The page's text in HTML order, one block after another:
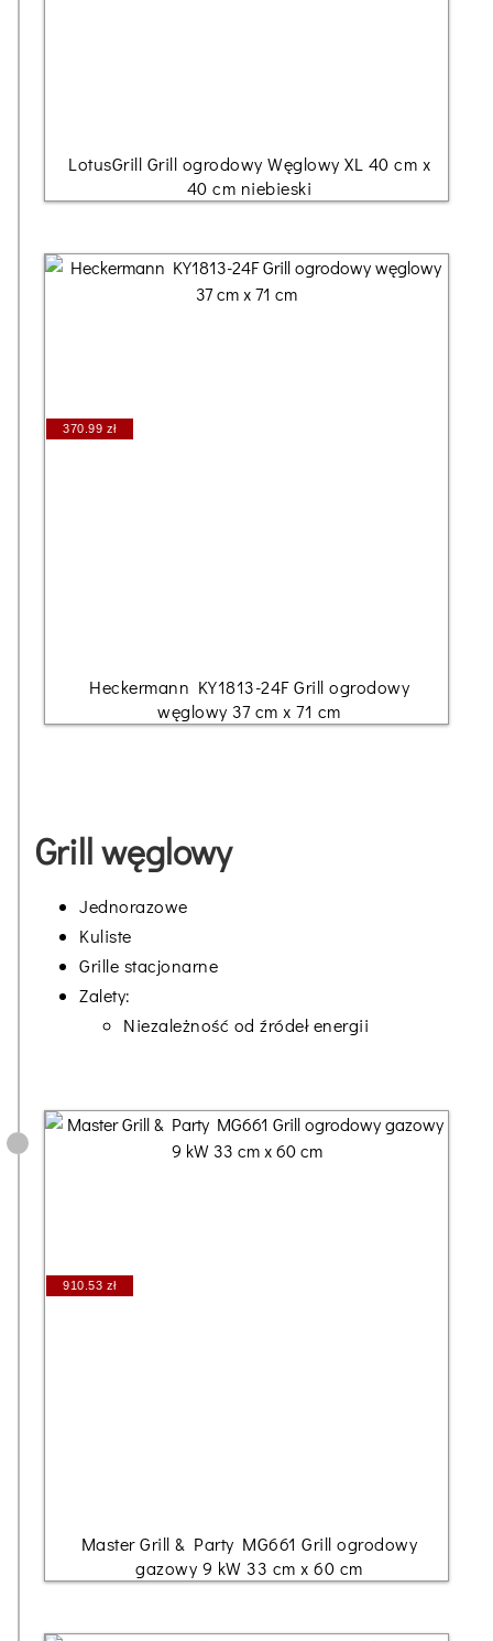
LotusGrill Grill ogrodowy Węglowy XL 40 cm x
40 cm niebieski
370.99 zł
Heckermann KY1813-24F Grill ogrodowy
węglowy 37 cm x 71 cm
Grill węglowy
Jednorazowe
Kuliste
Grille stacjonarne
Zalety:
Niezależność od źródeł energii
910.53 zł
Master Grill & Party MG661 Grill ogrodowy
gazowy 9 kW 33 cm x 60 cm